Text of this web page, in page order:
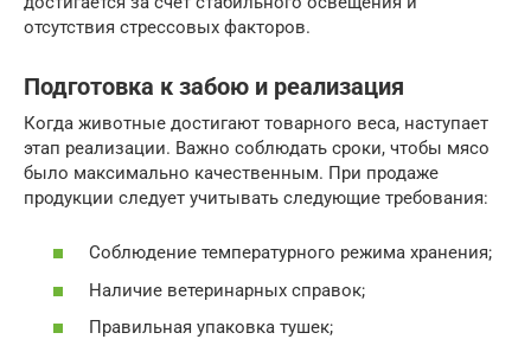
отсутствия стрессовых факторов.
Подготовка к забою и реализация
Когда животные достигают товарного веса, наступает
этап реализации. Важно соблюдать сроки, чтобы мясо
было максимально качественным. При продаже
продукции следует учитывать следующие требования:
Соблюдение температурного режима хранения;
Наличие ветеринарных справок;
Правильная упаковка тушек;